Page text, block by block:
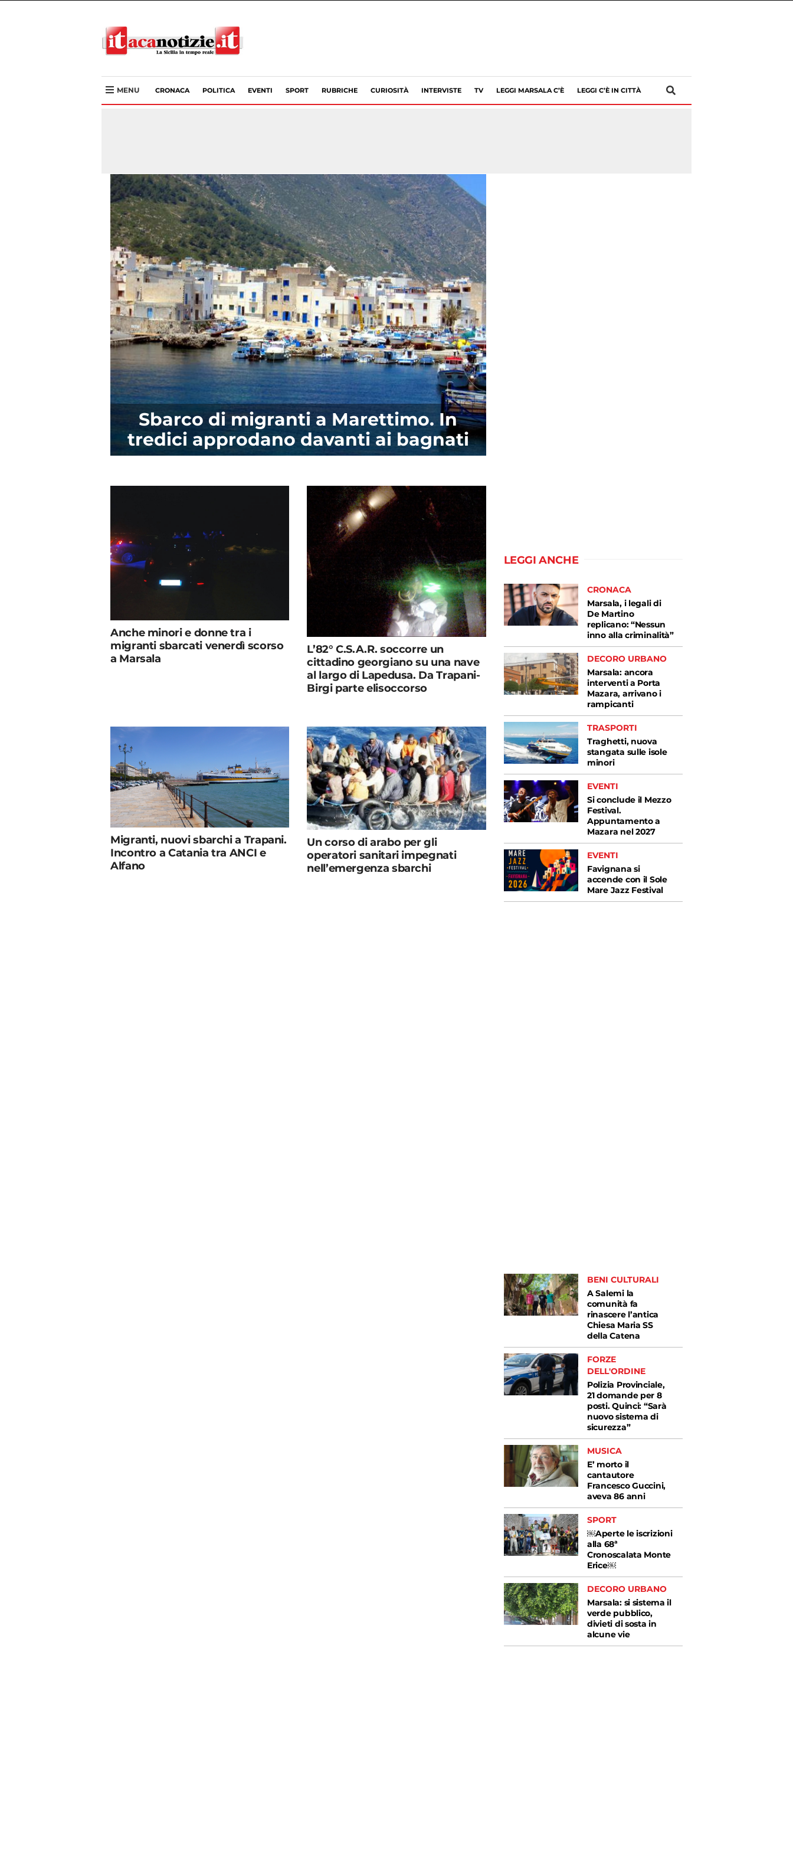
MENU CRONACA POLITICA EVENTI SPORT RUBRICHE CURIOSITÀ INTERVISTE TV LEGGI MARSALA C’È LEGGI C’È IN CITTÀ
Sbarco di migranti a Marettimo. In
tredici approdano davanti ai bagnati
Anche minori e donne tra i
migranti sbarcati venerdì scorso
a Marsala
L’82° C.S.A.R. soccorre un
cittadino georgiano su una nave
al largo di Lapedusa. Da Trapani-
Birgi parte elisoccorso
Migranti, nuovi sbarchi a Trapani.
Incontro a Catania tra ANCI e
Alfano
Un corso di arabo per gli
operatori sanitari impegnati
nell’emergenza sbarchi
LEGGI ANCHE
CRONACA
Marsala, i legali di
De Martino
replicano: “Nessun
inno alla criminalità”
DECORO URBANO
Marsala: ancora
interventi a Porta
Mazara, arrivano i
rampicanti
TRASPORTI
Traghetti, nuova
stangata sulle isole
minori
EVENTI
Si conclude il Mezzo
Festival.
Appuntamento a
Mazara nel 2027
EVENTI
Favignana si
accende con il Sole
Mare Jazz Festival
BENI CULTURALI
A Salemi la
comunità fa
rinascere l’antica
Chiesa Maria SS
della Catena
FORZE
DELL'ORDINE
Polizia Provinciale,
21 domande per 8
posti. Quinci: “Sarà
nuovo sistema di
sicurezza”
MUSICA
E’ morto il
cantautore
Francesco Guccini,
aveva 86 anni
SPORT
￼Aperte le iscrizioni
alla 68ª
Cronoscalata Monte
Erice￼
DECORO URBANO
Marsala: si sistema il
verde pubblico,
divieti di sosta in
alcune vie